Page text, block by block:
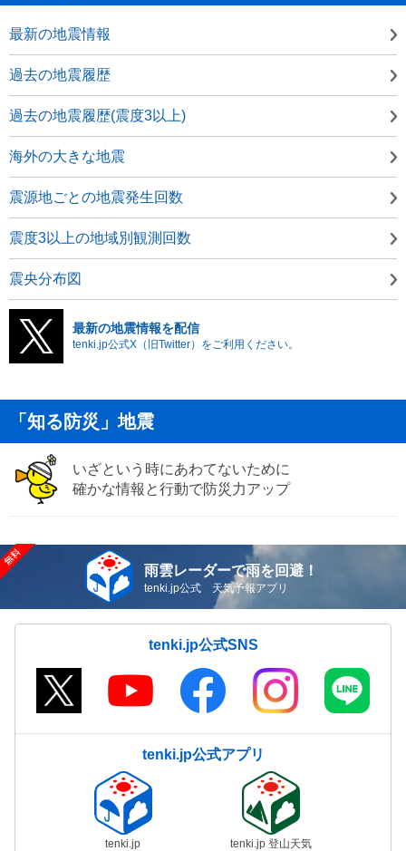
最新の地震情報
過去の地震履歴
過去の地震履歴(震度3以上)
海外の大きな地震
震源地ごとの地震発生回数
震度3以上の地域別観測回数
震央分布図
最新の地震情報を配信
tenki.jp公式X（旧Twitter）をご利用ください。
「知る防災」地震
いざという時にあわてないために
確かな情報と行動で防災力アップ
雨雲レーダーで雨を回避！
tenki.jp公式 天気予報アプリ
tenki.jp公式SNS
tenki.jp公式アプリ
tenki.jp tenki.jp 登山天気